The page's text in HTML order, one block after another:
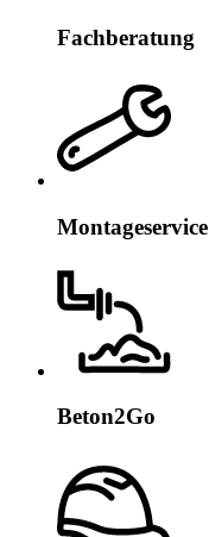
Fachberatung
Montageservice
Beton2Go